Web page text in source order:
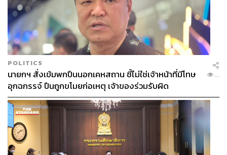
POLITICS
นายกฯ สั่งเข้มพกปืนนอกเคหสถาน ชี้ไม่ใช่เจ้าหน้าที่มีโทษ
อุกฉกรรจ์ ปืนถูกขโมยก่อเหตุ เจ้าของร่วมรับผิด
...